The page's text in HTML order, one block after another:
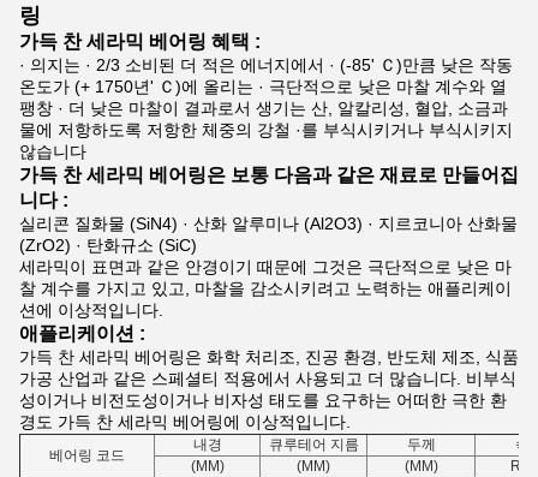
링
가득 찬 세라믹 베어링 혜택 :
· 의지는 · 2/3 소비된 더 적은 에너지에서 · (-85' Ｃ)만큼 낮은 작동
온도가 (+ 1750년' Ｃ)에 올리는 · 극단적으로 낮은 마찰 계수와 열
팽창 · 더 낮은 마찰이 결과로서 생기는 산, 알칼리성, 혈압, 소금과
물에 저항하도록 저항한 체중의 강철 ·를 부식시키거나 부식시키지
않습니다
가득 찬 세라믹 베어링은 보통 다음과 같은 재료로 만들어집
니다 :
실리콘 질화물 (SiN4) · 산화 알루미나 (Al2O3) · 지르코니아 산화물
(ZrO2) · 탄화규소 (SiC)
세라믹이 표면과 같은 안경이기 때문에 그것은 극단적으로 낮은 마
찰 계수를 가지고 있고, 마찰을 감소시키려고 노력하는 애플리케이
션에 이상적입니다.
애플리케이션 :
가득 찬 세라믹 베어링은 화학 처리조, 진공 환경, 반도체 제조, 식품
가공 산업과 같은 스페셜티 적용에서 사용되고 더 많습니다. 비부식
성이거나 비전도성이거나 비자성 태도를 요구하는 어떠한 극한 환
경도 가득 찬 세라믹 베어링에 이상적입니다.
베어링 코드
내경 큐루테어 지름 두께
속
(MM)
(MM) (MM)
R/